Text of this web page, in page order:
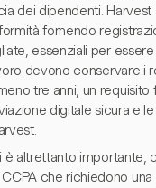
dei dipendenti. Harvest
fornendo
essenziali per
devono conservare i
tre anni, un requisito
digitale sicura e
è altrettanto importante,
che richiedono